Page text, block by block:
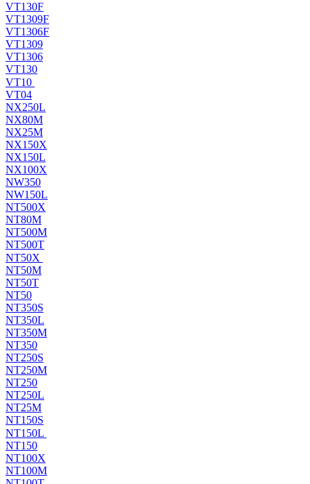
VT130F
VT1309F
VT1306F
VT1309
VT1306
VT130
VT10
VT04
NX250L
NX80M
NX25M
NX150X
NX150L
NX100X
NW350
NW150L
NT500X
NT80M
NT500M
NT500T
NT50X
NT50M
NT50T
NT50
NT350S
NT350L
NT350M
NT350
NT250S
NT250M
NT250
NT250L
NT25M
NT150S
NT150L
NT150
NT100X
NT100M